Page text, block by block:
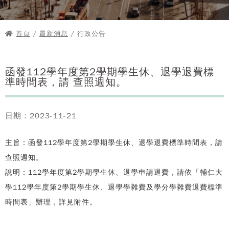
首頁 / 最新消息 / 行政公告
函發112學年度第2學期學生休、退學退費標
準時間表，請 查照週知。
日期：2023-11-21
主旨：函發112學年度第2學期學生休、退學退費標準時間表，請
查照週知。
說明：112學年度第2學期學生休、退學申請退費，請依「輔仁大
學112學年度第2學期學生休、退學學雜費及學分學雜費退費標準
時間表」辦理，詳見附件。